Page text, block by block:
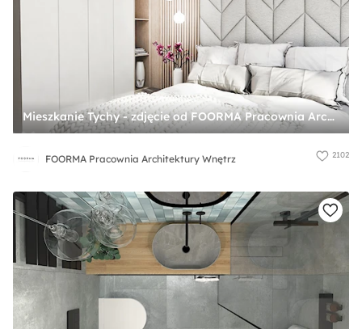
Mieszkanie Tychy - zdjęcie od FOORMA Pracownia Architektury Wnętrz
FOORMA Pracownia Architektury Wnętrz 2102